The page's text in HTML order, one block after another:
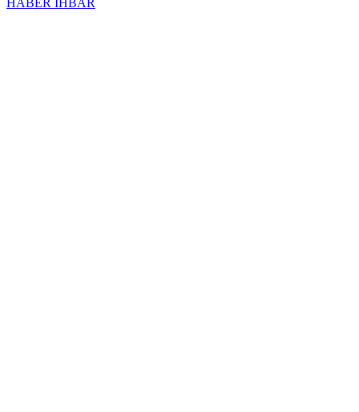
HABER İHBAR